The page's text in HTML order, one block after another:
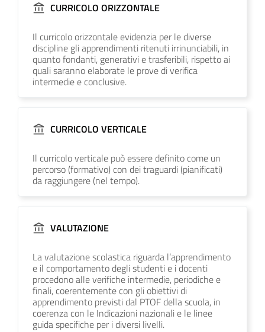
CURRICOLO ORIZZONTALE
Il curricolo orizzontale evidenzia per le diverse
discipline gli apprendimenti ritenuti irrinunciabili, in
quanto fondanti, generativi e trasferibili, rispetto ai
quali saranno elaborate le prove di verifica
intermedie e conclusive.
CURRICOLO VERTICALE
Il curricolo verticale può essere definito come un
percorso (formativo) con dei traguardi (pianificati)
da raggiungere (nel tempo).
VALUTAZIONE
La valutazione scolastica riguarda l’apprendimento
e il comportamento degli studenti e i docenti
procedono alle verifiche intermedie, periodiche e
finali, coerentemente con gli obiettivi di
apprendimento previsti dal PTOF della scuola, in
coerenza con le Indicazioni nazionali e le linee
guida specifiche per i diversi livelli.